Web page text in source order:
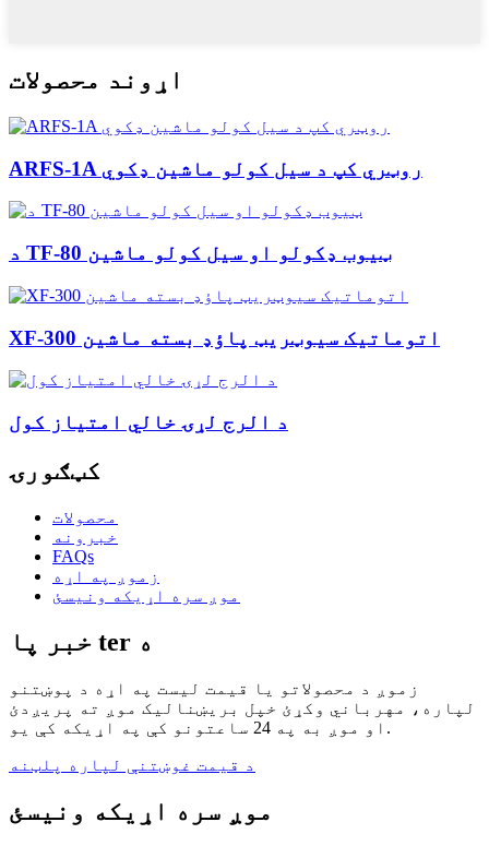
اړوند محصولات
ARFS-1A روټري کپ د سیل کولو ماشین ډکوي
د TF-80 ټیوب ډکولو او سیل کولو ماشین
XF-300 اتوماتیک سیوټریټ پاؤډ بسته ماشین
د الرج لړۍ خالي امتیاز کول
کټګورۍ
محصولات
خبرونه
FAQs
زموږ په اړه
موږ سره اړیکه ونیسئ
خبر پا ter ه
زموږ د محصولاتو یا قیمت لیست په اړه د پوښتنو
لپاره، مهرباني وکړئ خپل بریښنالیک موږ ته پریږدئ
او موږ به په 24 ساعتونو کې په اړیکه کې یو.
د قیمت غوښتنې لپاره پلټنه
موږ سره اړیکه ونیسئ